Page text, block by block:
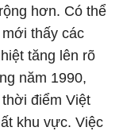
hơn. Có thể
thấy các
tăng lên rõ
năm 1990,
điểm Việt
khu vực. Việc